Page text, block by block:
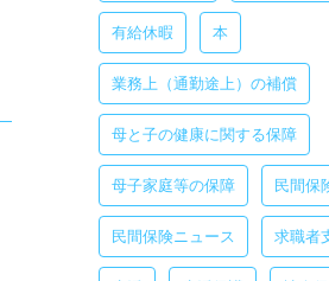
有給休暇 本
業務上（通勤途上）の補償
母と子の健康に関する保障
母子家庭等の保障 民間保
民間保険ニュース 求職者